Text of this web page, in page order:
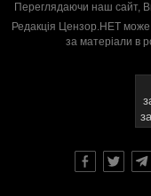
Переглядаючи наш сайт,
Редакція Цензор.НЕТ може
за матеріали в